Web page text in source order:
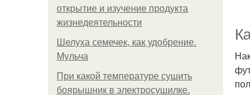
открытие и изучение продукта
жизнедеятельности
Шелуха семечек, как удобрение.
Мульча
При какой температуре сушить
боярышник в электросушилке.